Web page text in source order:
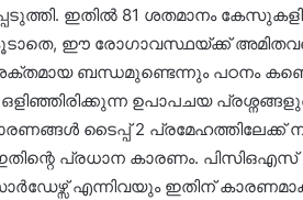
ഇതിൽ 81 ശതമാനം
ഈ രോഗാവസ്ഥയ്ക്ക്
ബന്ധമുണ്ടെന്നും പഠനം
ഉപാപചയ
ടൈപ്പ് 2 പ്രമേഹത്തിലേക്ക്
പ്രധാന കാരണം.
എന്നിവയും ഇതിന്